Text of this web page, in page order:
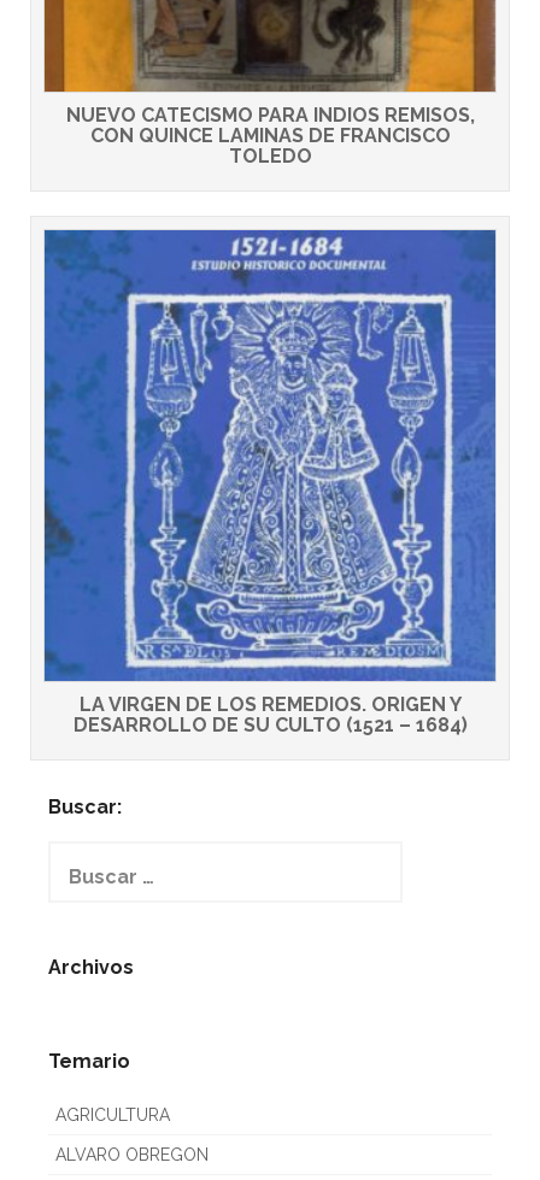
NUEVO CATECISMO PARA INDIOS REMISOS,
CON QUINCE LAMINAS DE FRANCISCO
TOLEDO
LA VIRGEN DE LOS REMEDIOS. ORIGEN Y
DESARROLLO DE SU CULTO (1521 – 1684)
Buscar:
Archivos
Temario
AGRICULTURA
ALVARO OBREGON